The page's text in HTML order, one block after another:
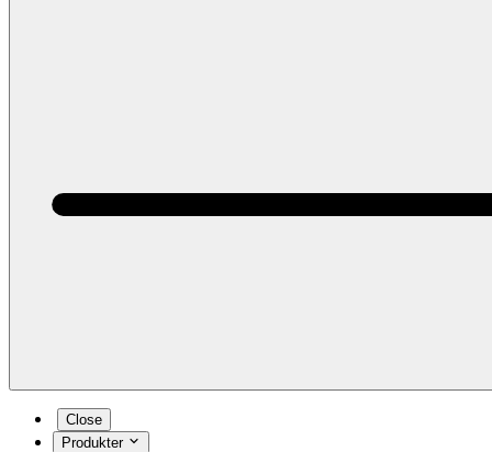
Close
Produkter